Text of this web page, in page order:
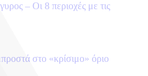
– Οι 8 περιοχές με τις
στο «κρίσιμο» όριο